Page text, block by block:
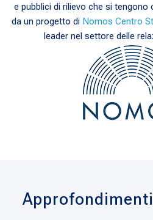
e pubblici di rilievo che si tengono
da un progetto di Nomos Centro
leader nel settore delle
Approfondimenti